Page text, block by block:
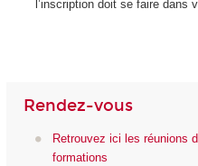
l’inscription doit se faire dans
Rendez-vous
Retrouvez ici les réunions
formations